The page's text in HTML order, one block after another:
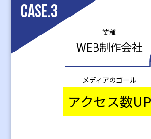
CASE.3
業種
WEB制作会社
メディアのゴール
アクセス数UP